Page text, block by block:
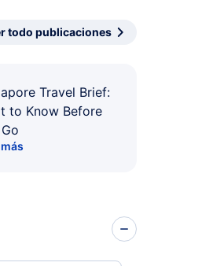
todo publicaciones
Travel Brief:
to Know Before